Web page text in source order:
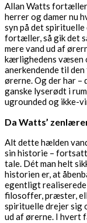
Allan Watts fortæller
herrer og damer nu
syn på det
fortæller, så gik det
mere vand ud af
kærlighedens væsen
anerkendende til
ørerne. Og der har
ganske lyserødt i
ugrounded og ikke-
Da Watts’
Alt dette hælden
sin historie –
tale. Dét man helt
historien er, at
egentligt
filosoffer, præster,
spirituelle drejer sig
ud af ørerne. I hvert